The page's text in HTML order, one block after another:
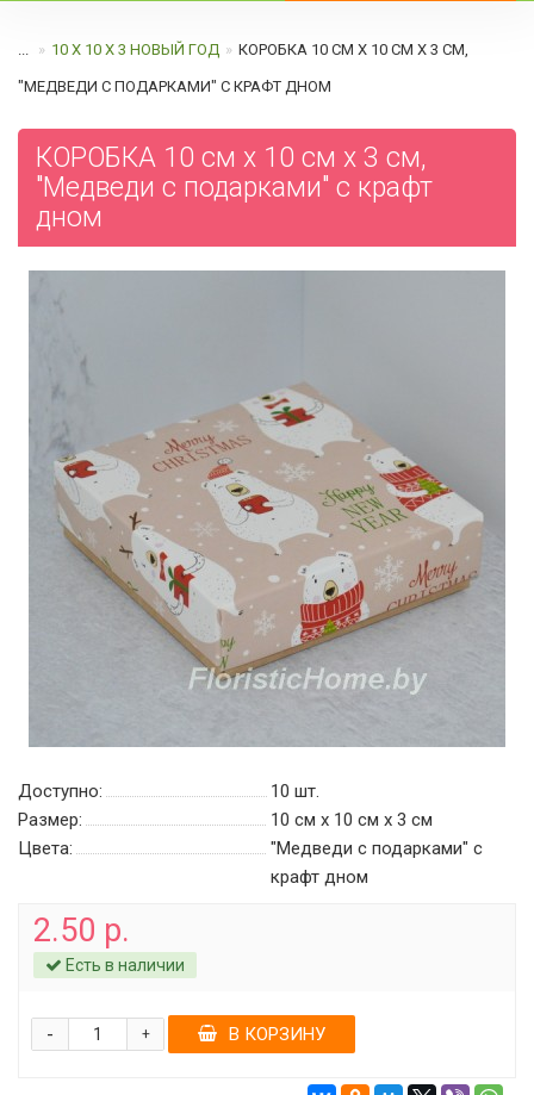
... 10 Х 10 Х 3 НОВЫЙ ГОД КОРОБКА 10 СМ Х 10 СМ Х 3 СМ,
"МЕДВЕДИ С ПОДАРКАМИ" C КРАФТ ДНОМ
КОРОБКА 10 см х 10 см х 3 см,
"Медведи с подарками" c крафт
дном
Доступно: 10 шт.
Размер:
10 см х 10 см х 3 см
Цвета:
"Медведи с подарками" c
крафт дном
2.50 р.
Есть в наличии
+
- В КОРЗИНУ